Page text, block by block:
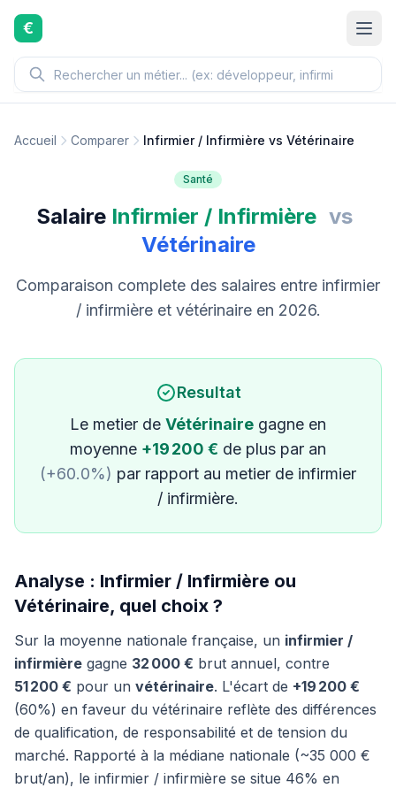
Aller au contenu principal
€
Accueil Comparer Infirmier / Infirmière vs Vétérinaire
Santé
Salaire Infirmier / Infirmière vs
Vétérinaire
Comparaison complete des salaires entre infirmier
/ infirmière et vétérinaire en 2026.
Resultat
Le metier de Vétérinaire gagne en
moyenne +19 200 € de plus par an
(+60.0%) par rapport au metier de infirmier
/ infirmière.
Analyse : Infirmier / Infirmière ou
Vétérinaire, quel choix ?
Sur la moyenne nationale française, un infirmier /
infirmière gagne 32 000 € brut annuel, contre
51 200 € pour un vétérinaire. L'écart de +19 200 €
(60%) en faveur du vétérinaire reflète des différences
de qualification, de responsabilité et de tension du
marché. Rapporté à la médiane nationale (~35 000 €
brut/an), le infirmier / infirmière se situe 46% en